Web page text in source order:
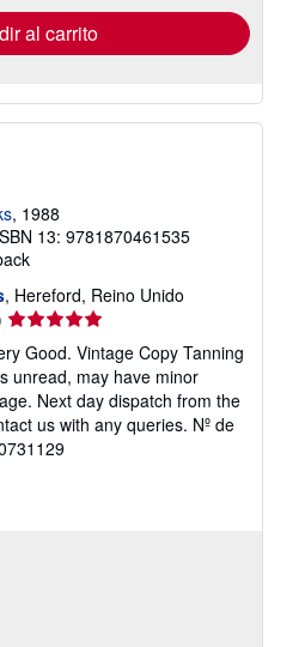
al carrito
, 1988
13: 9781870461535
, Hereford, Reino Unido
Calificación
del
vendedor:
5
de
5
estrellas
Good. Vintage Copy Tanning
unread, may have minor
Next day dispatch from the
us with any queries. Nº de